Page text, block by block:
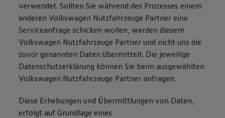
verwendet. Sollten Sie während des Prozesses einem
anderen Volkswagen Nutzfahrzeuge Partner eine
Serviceanfrage schicken wollen, werden diesem
Volkswagen Nutzfahrzeuge Partner und nicht uns die
zuvor genannten Daten übermittelt. Die jeweilige
Datenschutzerklärung können Sie beim ausgewählten
Volkswagen Nutzfahrzeuge Partner anfragen.
Diese Erhebungen und Übermittlungen von Daten,
erfolgt auf Grundlage eines